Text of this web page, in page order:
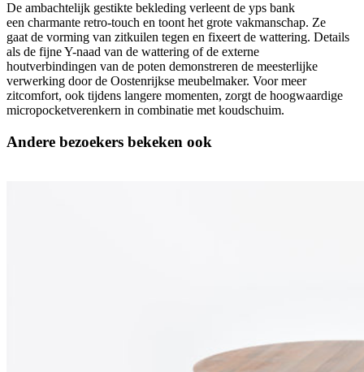
De ambachtelijk gestikte bekleding verleent de yps bank
een charmante retro-touch en toont het grote vakmanschap. Ze
gaat de vorming van zitkuilen tegen en fixeert de wattering. Details
als de fijne Y-naad van de wattering of de externe
houtverbindingen van de poten demonstreren de meesterlijke
verwerking door de Oostenrijkse meubelmaker. Voor meer
zitcomfort, ook tijdens langere momenten, zorgt de hoogwaardige
micropocketverenkern in combinatie met koudschuim.
Andere bezoekers bekeken ook